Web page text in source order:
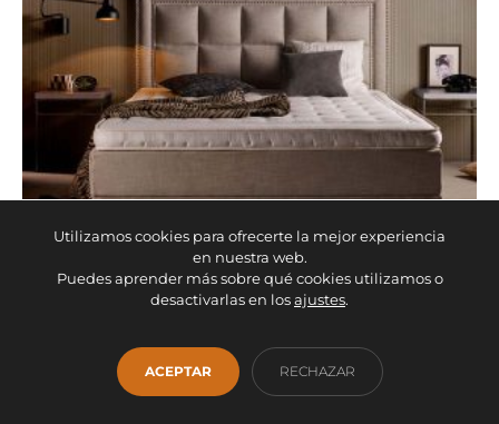
Utilizamos cookies para ofrecerte la mejor experiencia
en nuestra web.
Puedes aprender más sobre qué cookies utilizamos o
desactivarlas en losajustes.
ACEPTAR RECHAZAR